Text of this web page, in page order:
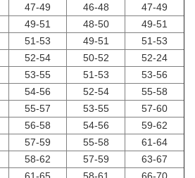
47-49 46-48
47-49
49-51 48-50
49-51
51-53 49-51
51-53
52-54 50-52
52-24
53-55 51-53
53-56
54-56 52-54
55-58
55-57 53-55
57-60
56-58 54-56
59-62
57-59 55-58
61-64
58-62 57-59
63-67